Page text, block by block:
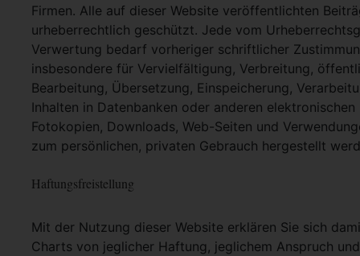
Firmen. Alle auf dieser Website veröffentlichten
urheberrechtlich geschützt. Jede vom
Verwertung bedarf vorheriger schriftlicher
insbesondere für Vervielfältigung, Verbreitung,
Bearbeitung, Übersetzung, Einspeicherung,
Inhalten in Datenbanken oder anderen
Fotokopien, Downloads, Web-Seiten und
zum persönlichen, privaten Gebrauch hergestellt
Haftungsfreistellung
Mit der Nutzung dieser Website erklären Sie sich
Charts von jeglicher Haftung, jeglichem Anspruch